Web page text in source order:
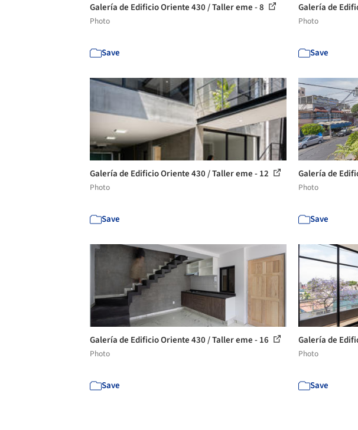
Galería de Edificio Oriente 430 / Taller eme - 8
Photo
Save
Galería de
Photo
Save
Galería de Edificio Oriente 430 / Taller eme - 12
Photo
Save
Galería de
Photo
Save
Galería de Edificio Oriente 430 / Taller eme - 16
Photo
Save
Galería de
Photo
Save